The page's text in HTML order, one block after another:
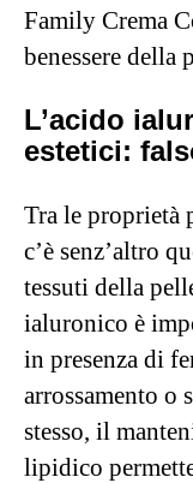
Family Crema
benessere della
L’acido
estetici:
Tra le proprietà
c’è senz’altro
tessuti della
ialuronico è
in presenza di
arrossamento o
stesso, il
lipidico